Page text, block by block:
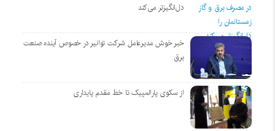
دل‌انگیزتر می‌کند
خبر خوش مدیرعامل شرکت توانیر در خصوص آینده صنعت
برق
از سکوی پارالمپیک تا خط مقدم پایداری